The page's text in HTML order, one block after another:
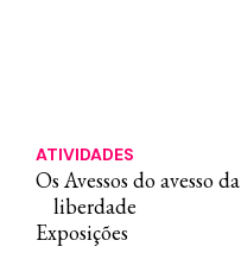
ATIVIDADES
Os Avessos do avesso da
liberdade
Exposições